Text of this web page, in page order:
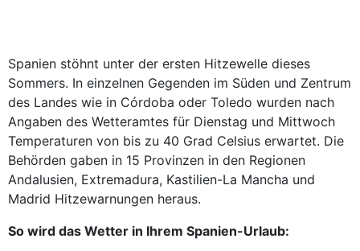
Spanien stöhnt unter der ersten Hitzewelle dieses
Sommers. In einzelnen Gegenden im Süden und Zentrum
des Landes wie in Córdoba oder Toledo wurden nach
Angaben des Wetteramtes für Dienstag und Mittwoch
Temperaturen von bis zu 40 Grad Celsius erwartet. Die
Behörden gaben in 15 Provinzen in den Regionen
Andalusien, Extremadura, Kastilien-La Mancha und
Madrid Hitzewarnungen heraus.
So wird das Wetter in Ihrem Spanien-Urlaub: